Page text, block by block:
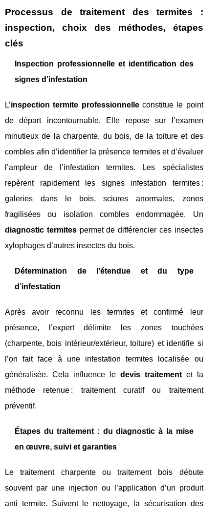
Processus de traitement des termites :
inspection, choix des méthodes, étapes
clés
Inspection professionnelle et identification des
signes d’infestation
L’inspection termite professionnelleconstitue le point
de départ incontournable. Elle repose sur l’examen
minutieux de la charpente, du bois, de la toiture et des
combles afin d’identifier la présence termites et d’évaluer
l’ampleur de l’infestation termites. Les spécialistes
repèrent rapidement les signes infestation termites :
galeries dans le bois, sciures anormales, zones
fragilisées ou isolation combles endommagée. Un
diagnostic termitespermet de différencier ces insectes
xylophages d’autres insectes du bois.
Détermination de l’étendue et du type
d’infestation
Après avoir reconnu les termites et confirmé leur
présence, l’expert délimite les zones touchées
(charpente, bois intérieur/extérieur, toiture) et identifie si
l’on fait face à une infestation termites localisée ou
généralisée. Cela influence le devis traitementet la
méthode retenue : traitement curatif ou traitement
préventif.
Étapes du traitement : du diagnostic à la mise
en œuvre, suivi et garanties
Le traitement charpente ou traitement bois débute
souvent par une injection ou l’application d’un produit
anti termite. Suivent le nettoyage, la sécurisation des